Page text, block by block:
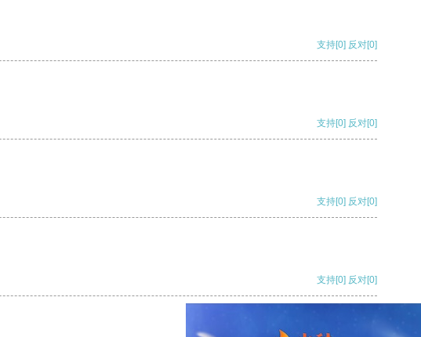
支持[0] 反对[0]
支持[0] 反对[0]
支持[0] 反对[0]
支持[0] 反对[0]